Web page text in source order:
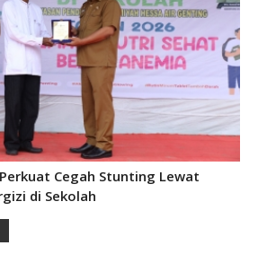
Cegah Stunting Lewat
di Sekolah